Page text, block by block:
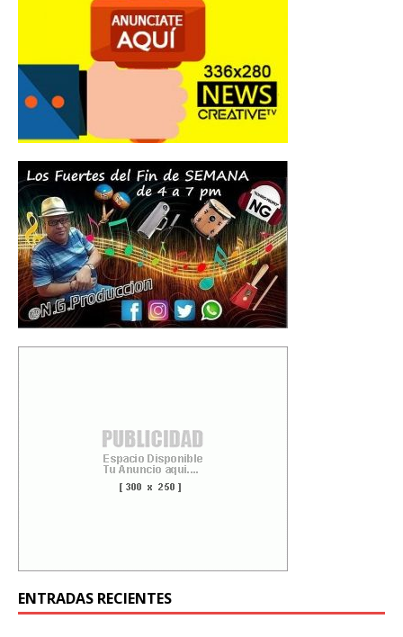
ENTRADAS RECIENTES